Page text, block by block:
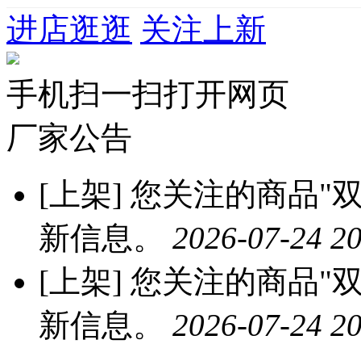
进店逛逛 关注上新
手机扫一扫打开网页
厂家公告
[上架] 您关注的商品"
新信息。 2026-07-24
[上架] 您关注的商品"
新信息。 2026-07-24